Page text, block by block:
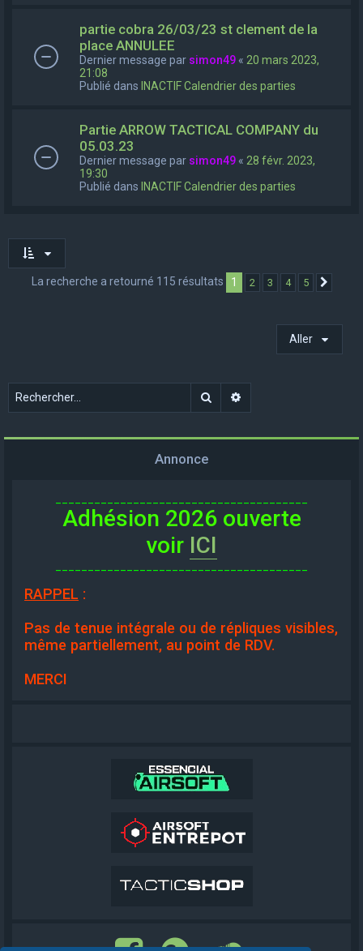
partie cobra 26/03/23 st clement de la
place ANNULEE
Dernier message par simon49 « 20 mars 2023,
21:08
Publié dans INACTIF Calendrier des parties
Partie ARROW TACTICAL COMPANY du
05.03.23
Dernier message par simon49 « 28 févr. 2023,
19:30
Publié dans INACTIF Calendrier des parties
La recherche a retourné 115 résultats 1 2 3 4 5
Aller
Rechercher
Annonce
Adhésion 2026 ouverte
voir ICI
RAPPEL :
Pas de tenue intégrale ou de répliques visibles,
même partiellement, au point de RDV.
MERCI